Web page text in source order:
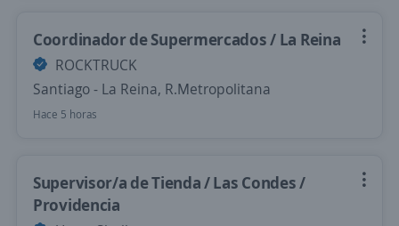
Coordinador de Supermercados / La Reina
ROCKTRUCK
Santiago - La Reina, R.Metropolitana
Hace 5 horas
Supervisor/a de Tienda / Las Condes /
Providencia